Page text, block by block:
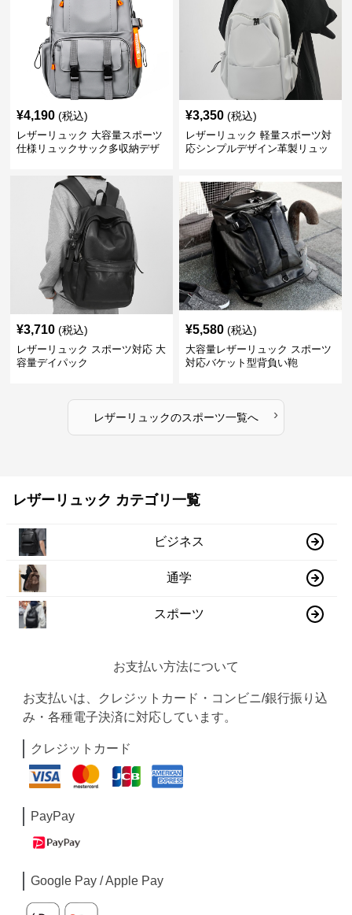
¥4,190 (税込)
レザーリュック 大容量スポーツ
仕様リュックサック多収納デザ
¥3,350 (税込)
レザーリュック 軽量スポーツ対
応シンプルデザイン革製リュッ
¥3,710 (税込)
レザーリュック スポーツ対応 大
容量デイパック
¥5,580 (税込)
大容量レザーリュック スポーツ
対応バケット型背負い鞄
レザーリュックのスポーツ一覧へ ›
レザーリュック カテゴリ一覧
ビジネス
通学
スポーツ
お支払い方法について
お支払いは、クレジットカード・コンビニ/銀行振り込
み・各種電子決済に対応しています。
クレジットカード
PayPay
Google Pay / Apple Pay